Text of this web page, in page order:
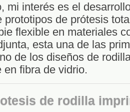
mi interés es el
prototipos de prótesis
flexible en materiales
esta una de las
de los diseños de
en fibra de vidrio.
de rodilla